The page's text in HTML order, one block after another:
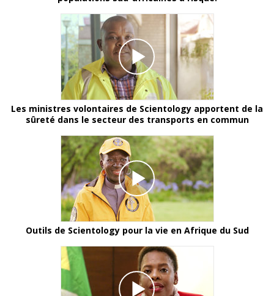
Les ministres volontaires de Scientology apportent de la
sûreté dans le secteur des transports en commun
Outils de Scientology pour la vie en Afrique du Sud